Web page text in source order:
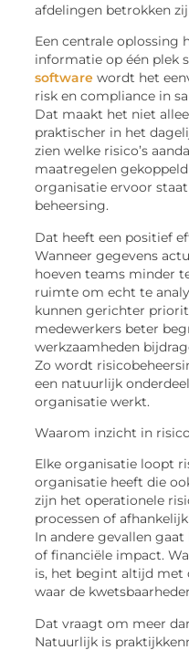
afdelingen betrokken
Een centrale oplossing
informatie op één plek
software wordt het
risk en compliance in
Dat maakt het niet
praktischer in het
zien welke risico’s
maatregelen
organisatie ervoor
beheersing.
Dat heeft een positief
Wanneer gegevens
hoeven teams minder
ruimte om echt te
kunnen gerichter
medewerkers beter
werkzaamheden
Zo wordt
een natuurlijk
organisatie werkt.
Waarom inzicht in
Elke organisatie loopt
organisatie heeft die
zijn het operationele
processen of
In andere gevallen
of financiële impact.
is, het begint altijd met
waar de
Dat vraagt om meer
Natuurlijk is